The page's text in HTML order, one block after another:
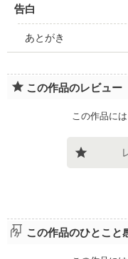
告白
あとがき
この作品のレビュー
この作品に
この作品のひとこと